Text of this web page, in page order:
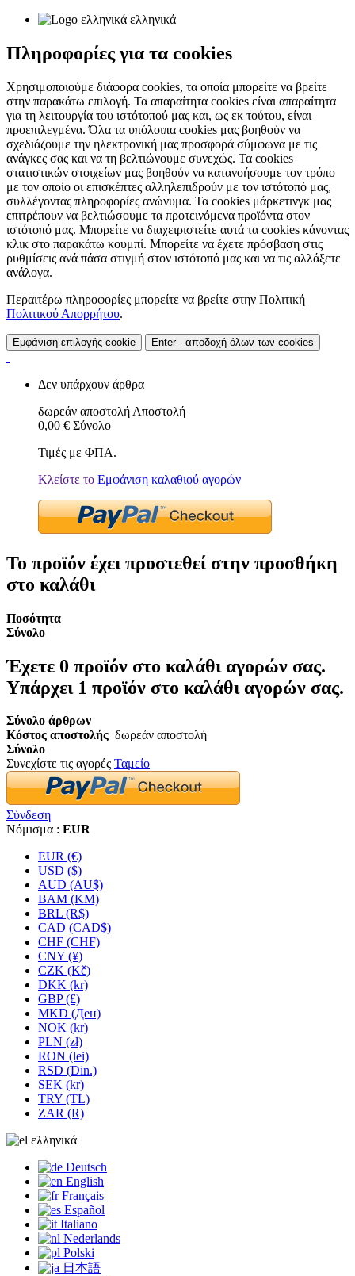
ελληνικά
Πληροφορίες για τα cookies
Χρησιμοποιούμε διάφορα cookies, τα οποία μπορείτε να βρείτε
στην παρακάτω επιλογή. Τα απαραίτητα cookies είναι απαραίτητα
για τη λειτουργία του ιστότοπού μας και, ως εκ τούτου, είναι
προεπιλεγμένα. Όλα τα υπόλοιπα cookies μας βοηθούν να
σχεδιάζουμε την ηλεκτρονική μας προσφορά σύμφωνα με τις
ανάγκες σας και να τη βελτιώνουμε συνεχώς. Τα cookies
στατιστικών στοιχείων μας βοηθούν να κατανοήσουμε τον τρόπο
με τον οποίο οι επισκέπτες αλληλεπιδρούν με τον ιστότοπό μας,
συλλέγοντας πληροφορίες ανώνυμα. Τα cookies μάρκετινγκ μας
επιτρέπουν να βελτιώσουμε τα προτεινόμενα προϊόντα στον
ιστότοπό μας. Μπορείτε να διαχειριστείτε αυτά τα cookies κάνοντας
κλικ στο παρακάτω κουμπί. Μπορείτε να έχετε πρόσβαση στις
ρυθμίσεις ανά πάσα στιγμή στον ιστότοπό μας και να τις αλλάξετε
ανάλογα.
Περαιτέρω πληροφορίες μπορείτε να βρείτε στην Πολιτική
Πολιτικού Απορρήτου.
Εμφάνιση επιλογής cookie Enter - αποδοχή όλων των cookies
Δεν υπάρχουν άρθρα
δωρεάν αποστολή Αποστολή
0,00 € Σύνολο
Τιμές με ΦΠΑ.
Κλείστε το Εμφάνιση καλαθιού αγορών
Το προϊόν έχει προστεθεί στην προσθήκη
στο καλάθι
Ποσότητα
Σύνολο
Έχετε 0 προϊόν στο καλάθι αγορών σας.
Υπάρχει 1 προϊόν στο καλάθι αγορών σας.
Σύνολο άρθρων
Κόστος αποστολής δωρεάν αποστολή
Σύνολο
Συνεχίστε τις αγορές Ταμείο
Σύνδεση
Νόμισμα : EUR
EUR (€)
USD ($)
AUD (AU$)
BAM (KM)
BRL (R$)
CAD (CAD$)
CHF (CHF)
CNY (¥)
CZK (Kč)
DKK (kr)
GBP (£)
MKD (Ден)
NOK (kr)
PLN (zł)
RON (lei)
RSD (Din.)
SEK (kr)
TRY (TL)
ZAR (R)
ελληνικά
Deutsch
English
Français
Español
Italiano
Nederlands
Polski
日本語